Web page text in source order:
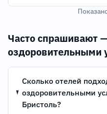
Часто спрашивают
оздоровительными
Сколько отелей
оздоровительными
Бристоль?